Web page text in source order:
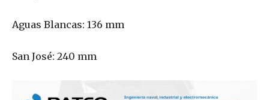
Aguas Blancas: 136 mm
San José: 240 mm